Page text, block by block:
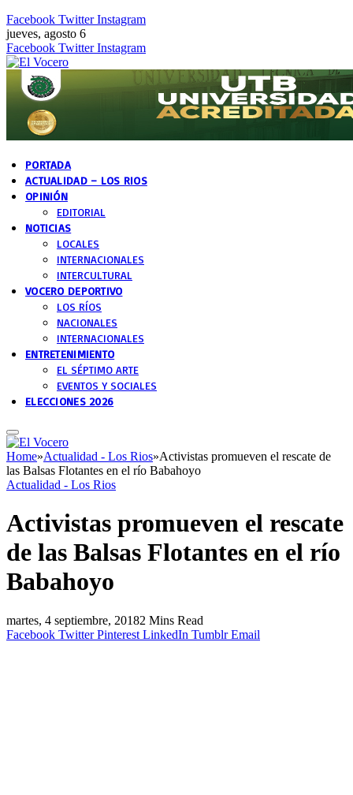
Facebook Twitter Instagram
jueves, agosto 6
Facebook Twitter Instagram
PORTADA
ACTUALIDAD – LOS RIOS
OPINIÓN
EDITORIAL
NOTICIAS
LOCALES
INTERNACIONALES
INTERCULTURAL
VOCERO DEPORTIVO
LOS RÍOS
NACIONALES
INTERNACIONALES
ENTRETENIMIENTO
EL SÉPTIMO ARTE
EVENTOS Y SOCIALES
ELECCIONES 2026
Home»Actualidad - Los Rios»Activistas promueven el rescate de
las Balsas Flotantes en el río Babahoyo
Actualidad - Los Rios
Activistas promueven el rescate
de las Balsas Flotantes en el río
Babahoyo
martes, 4 septiembre, 20182 Mins Read
Facebook Twitter Pinterest LinkedIn Tumblr Email